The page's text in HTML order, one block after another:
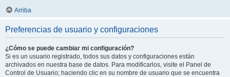
Arriba
Preferencias de usuario y configuraciones
¿Cómo se puede cambiar mi configuración?
Si es un usuario registrado, todos sus datos y configuraciones están
archivados en nuestra base de datos. Para modificarlos, visite el Panel de
Control de Usuario; haciendo clic en su nombre de usuario que se encuentra